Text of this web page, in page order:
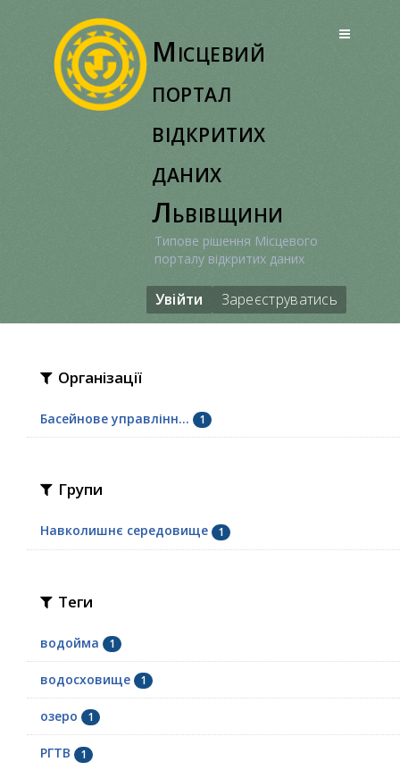
Місцевий
портал
відкритих
даних
Львівщини
Типове рішення Місцевого
порталу відкритих даних
Увійти Зареєструватись
Організації
Басейнове управлінн... 1
Групи
Навколишнє середовище 1
Теги
водойма 1
водосховище 1
озеро 1
РГТВ 1